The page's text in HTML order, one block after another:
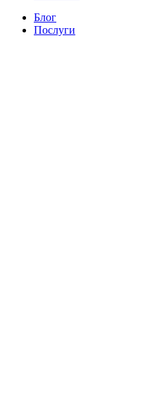
Блог
Послуги